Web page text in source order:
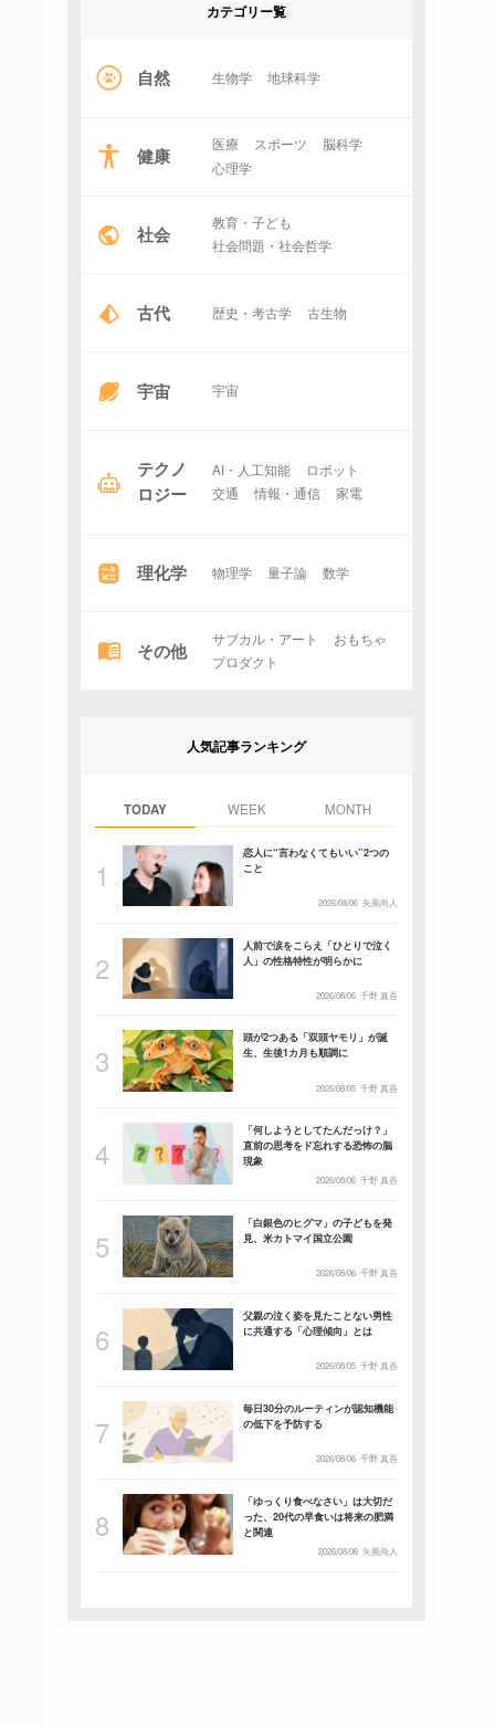
カテゴリー覧
自然 生物学 地球科学
健康 医療 スポーツ
脳科学
心理学
社会
教育・子ども
社会問題・社会哲学
古代 歴史・考古学 古生物
宇宙 宇宙
テクノ
ロジー
AI・人工知能
ロボット
交通
情報・通信 家電
理化学 物理学 量子論 数学
その他 サブカル・アート
おもちゃ
プロダクト
人気記事ランキング
TODAY WEEK MONTH
恋人に“言わなくてもいい”2つの
こと
2026/08/06 矢黒尚人
人前で涙をこらえ「ひとりで泣く
人」の性格特性が明らかに
2026/08/06 千野 真吾
頭が2つある「双頭ヤモリ」が誕
生、生後1カ月も順調に
2026/08/05 千野 真吾
「何しようとしてたんだっけ？」
直前の思考をド忘れする恐怖の脳
現象
2026/08/06 千野 真吾
「白銀色のヒグマ」の子どもを発
見、米カトマイ国立公園
2026/08/06 千野 真吾
父親の泣く姿を見たことない男性
に共通する「心理傾向」とは
2026/08/05 千野 真吾
毎日30分のルーティンが認知機能
の低下を予防する
2026/08/06 千野 真吾
「ゆっくり食べなさい」は大切だ
った、20代の早食いは将来の肥満
と関連
2026/08/06 矢黒尚人